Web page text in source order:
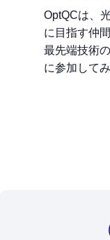
OptQCは、
に目指す仲
最先端技術
に参加して